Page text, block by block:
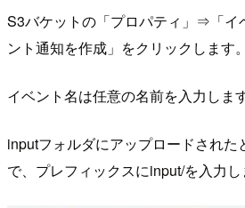
S3バケットの「プロパティ」⇒「イ
ント通知を作成」をクリックします。
イベント名は任意の名前を入力します
inputフォルダにアップロードされた
で、プレフィックスにinput/を入力し